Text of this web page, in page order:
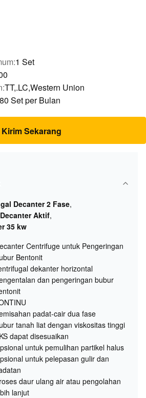
1 Set
TT,.LC,Western Union
80 Set per Bulan
Kirim Sekarang
Decanter 2 Fase,
Aktif,
35 kw
Centrifuge untuk Pengeringan
Bentonit
dekanter horizontal
dan pengeringan bubur
padat-cair dua fase
tanah liat dengan viskositas tinggi
dapat disesuaikan
untuk pemulihan partikel halus
untuk pelepasan gulir dan
daur ulang air atau pengolahan
lanjut